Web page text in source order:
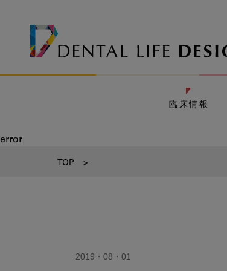
臨床情報
error
TOP >
2019・08・01